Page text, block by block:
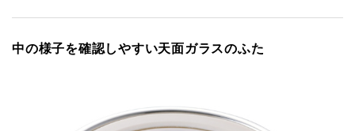
中の様子を確認しやすい天面ガラスのふた